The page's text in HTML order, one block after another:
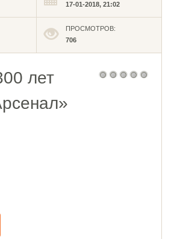
17-01-2018, 21:02
ПРОСМОТРОВ:
706
лет